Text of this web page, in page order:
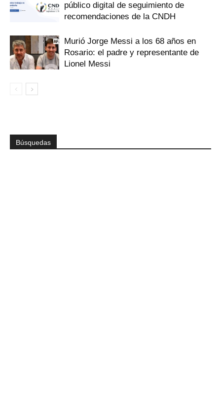
público digital de seguimiento de
recomendaciones de la CNDH
Murió Jorge Messi a los 68 años en
Rosario: el padre y representante de
Lionel Messi
Búsquedas